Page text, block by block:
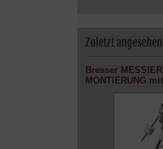
Zuletzt angesehen
Bresser
MONTIERUNG